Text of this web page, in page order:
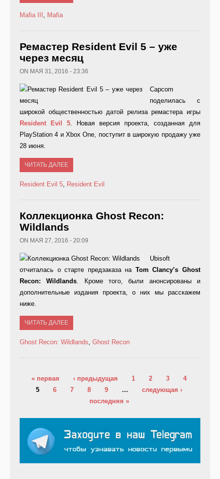
Mafia III , Mafia
Ремастер Resident Evil 5 – уже
через месяц
ON МАЯ 31, 2016 - 23:36
Capcom
поделилась с
широкой общественностью датой релиза ремастера игры
Resident
Evil 5. Новая версия проекта, созданная для
PlayStation 4 и Xbox One, поступит в широкую продажу уже
28 июня.
ЧИТАТЬ ДАЛЕЕ
Resident Evil 5, Resident Evil
Коллекционка Ghost Recon:
Wildlands
ON МАЯ 27, 2016 - 20:09
Ubisoft
отчиталась о старте предзаказа на Tom Clancy’s Ghost
Recon: Wildlands. Кроме того, были анонсированы и
дополнительные издания проекта, о них мы расскажем
ниже.
ЧИТАТЬ ДАЛЕЕ
Ghost Recon: Wildlands, Ghost Recon
« первая ‹ предыдущая 1 2 3
4
5
6 7 8 9 …
следующая ›
последняя »